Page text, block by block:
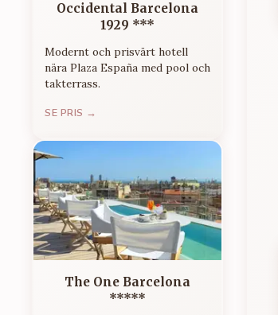
Occidental Barcelona
1929 ***
Modernt och prisvärt hotell
nära Plaza España med pool och
takterrass.
SE PRIS →
The One Barcelona
*****